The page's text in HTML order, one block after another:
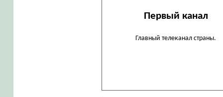
Первый канал
Главный телеканал страны.